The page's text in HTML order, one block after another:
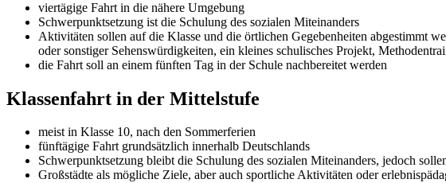
viertägige Fahrt in die nähere Umgebung
Schwerpunktsetzung ist die Schulung des sozialen Miteinanders
Aktivitäten sollen auf die Klasse und die örtlichen Gegebenheiten abgestimmt
oder sonstiger Sehenswürdigkeiten, ein kleines schulisches Projekt,
die Fahrt soll an einem fünften Tag in der Schule nachbereitet werden
Klassenfahrt in der Mittelstufe
meist in Klasse 10, nach den Sommerferien
fünftägige Fahrt grundsätzlich innerhalb Deutschlands
Schwerpunktsetzung bleibt die Schulung des sozialen Miteinanders, jedoch
Großstädte als mögliche Ziele, aber auch sportliche Aktivitäten oder